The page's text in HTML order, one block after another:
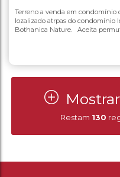
Terreno a venda em condomínio
lozalizado atrpas do condomínio
Bothanica Nature. Aceita
pagamento! VENHA AGENDAR
CONTATO COM O NOSSO
Restam 130